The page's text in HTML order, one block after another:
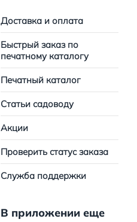
Доставка и оплата
Быстрый заказ по
печатному каталогу
Печатный каталог
Статьи садоводу
Акции
Проверить статус заказа
Служба поддержки
В приложении еще